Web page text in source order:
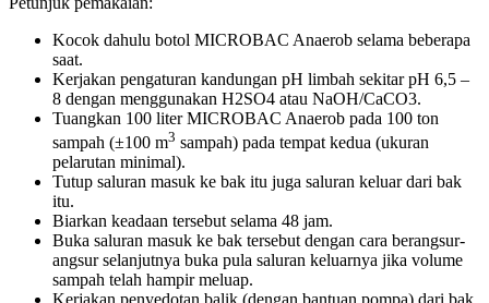
Kocok dahulu botol MICROBAC Anaerob selama beberapa
saat.
Kerjakan pengaturan kandungan pH limbah sekitar pH 6,5 –
8 dengan menggunakan H2SO4 atau NaOH/CaCO3.
Tuangkan 100 liter MICROBAC Anaerob pada 100 ton
sampah (±100 m3 sampah) pada tempat kedua (ukuran
pelarutan minimal).
Tutup saluran masuk ke bak itu juga saluran keluar dari bak
itu.
Biarkan keadaan tersebut selama 48 jam.
Buka saluran masuk ke bak tersebut dengan cara berangsur-
angsur selanjutnya buka pula saluran keluarnya jika volume
sampah telah hampir meluap.